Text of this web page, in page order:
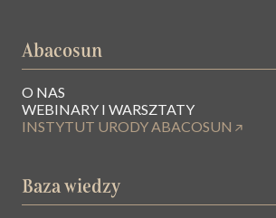
Baza wiedzy
Abacosun
O NAS
WEBINARY I WARSZTATY
INSTYTUT URODY ABACOSUN